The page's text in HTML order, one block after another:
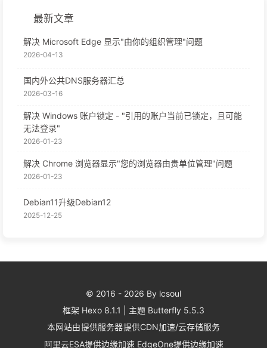
最新文章
解决 Microsoft Edge 显示"由你的组织管理"问题
2026-04-13
国内外公共DNS服务器汇总
2026-03-16
解决 Windows 账户锁定 - "引用的账户当前已锁定，且可能
无法登录"
2026-01-23
解决 Chrome 浏览器显示"您的浏览器由贵单位管理"问题
2026-01-23
Debian11升级Debian12
2025-12-25
© 2016 - 2026 By lcsoul
框架 Hexo 8.1.1 主题 Butterfly 5.5.3
本网站由提供服务器提供CDN加速/云存储服务
阿里云ESA提供边缘加速 EdgeOne提供边缘加速